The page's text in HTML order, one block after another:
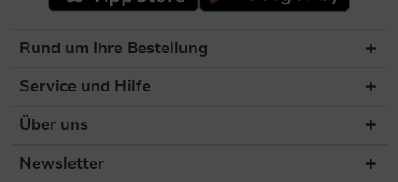
Rund um Ihre Bestellung
Service und Hilfe
Über uns
Newsletter